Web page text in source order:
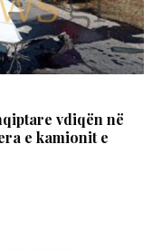
vdiqën në
e kamionit e